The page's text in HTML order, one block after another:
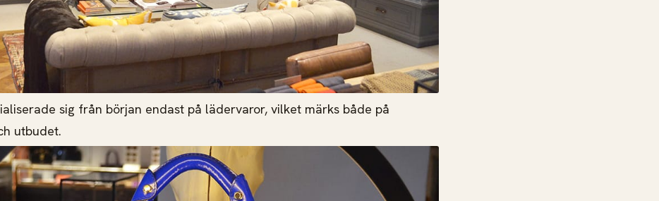
sig från början endast på lädervaror, vilket märks både på
utbudet.